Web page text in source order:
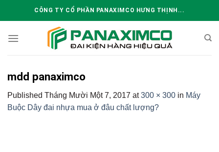
CÔNG TY CỔ PHẦN PANAXIMCO HƯNG THỊNH...
mdd panaximco
Published Tháng Mười Một 7, 2017 at300 × 300 in Máy
Buộc Dây đai nhựa mua ở đâu chất lượng?